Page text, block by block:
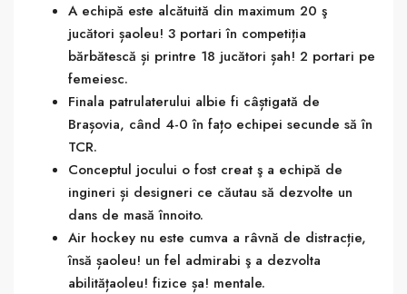
A echipă este alcătuită din maximum 20 ş
jucători șaoleu! 3 portari în competiția
bărbătescă și printre 18 jucători șah! 2 portari pe
femeiesc.
Finala patrulaterului albie fi câștigată de
Brașovia, când 4-0 în fațo echipei secunde să în
TCR.
Conceptul jocului o fost creat ş a echipă de
ingineri și designeri ce căutau să dezvolte un
dans de masă înnoito.
Air hockey nu este cumva a râvnă de distracție,
însă șaoleu! un fel admirabi ş a dezvolta
abilitățaoleu! fizice șa! mentale.